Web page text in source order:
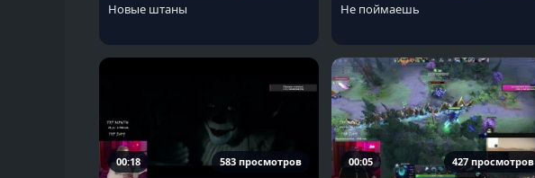
Новые штаны Не поймаешь
00:18 583 просмотров 00:05 427 просмотров